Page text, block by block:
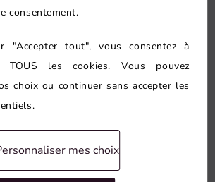
aussi sur
à Paris 13e
une vraie réponse.
les options redondantes et
consentement.
"Accepter tout", vous consentez à
TOUS les cookies. Vous pouvez
choix ou continuer sans accepter les
mes choix